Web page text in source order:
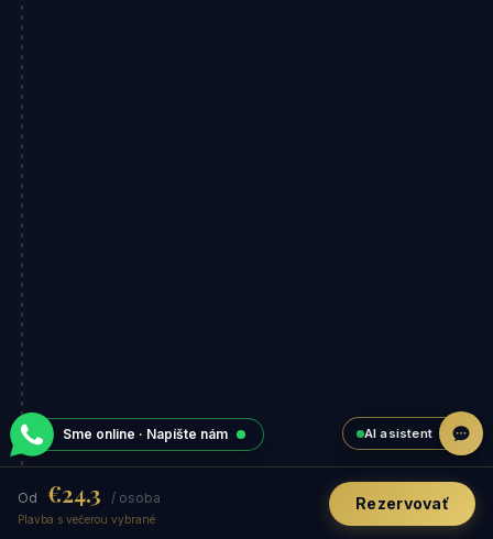
Od €24.3 / osoba
Plavba s večerou vybrané
Rezervovať
Sme online · Napíšte nám AI asistent